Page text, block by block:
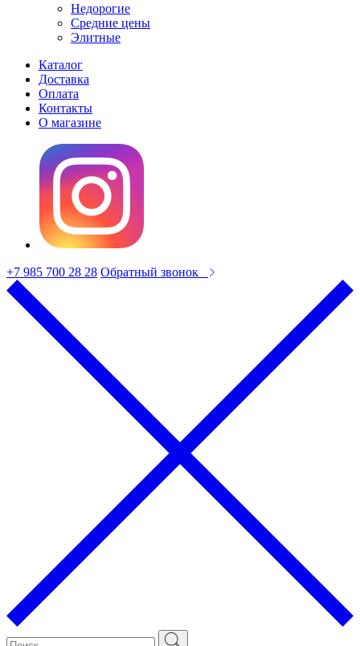
Недорогие
Средние цены
Элитные
Каталог
Доставка
Оплата
Контакты
О магазине
+7 985 700 28 28 Обратный звонок